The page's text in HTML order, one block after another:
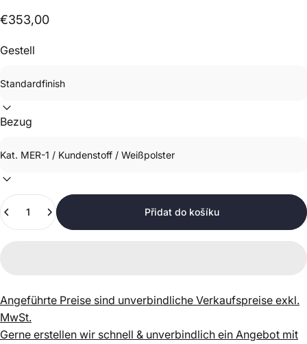
€353,00
Gestell
Bezug
Množství
Přidat do košíku
Angeführte Preise sind unverbindliche Verkaufspreise exkl.
MwSt.
Gerne erstellen wir schnell & unverbindlich ein Angebot mit